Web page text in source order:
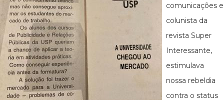
comunicações e
colunista da
revista Super
Interessante,
estimulava
nossa rebeldia
contra o status